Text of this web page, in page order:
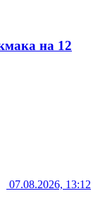
на 12
07.08.2026, 13:12